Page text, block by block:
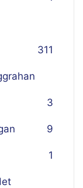
311
3
9
1